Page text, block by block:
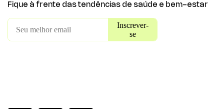
Fique à frente das tendências de saúde e bem-estar